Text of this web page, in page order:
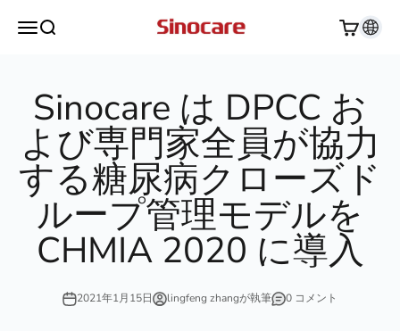
メニューを開く
検索を開く
Sinocare
カートを
Sinocare は DPCC お
よび専門家全員が協力
する糖尿病クローズド
ループ管理モデルを
CHMIA 2020 に導入
2021年1月15日 lingfeng zhangが執筆 0 コメント